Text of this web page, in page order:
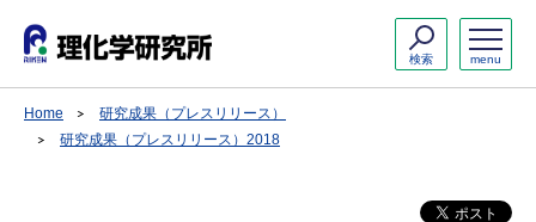
menu
検索
Home
研究成果（プレスリリース）
研究成果（プレスリリース）2018